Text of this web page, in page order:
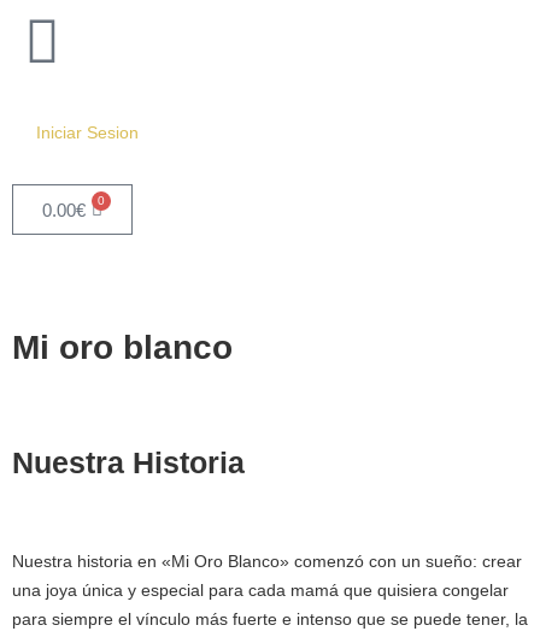
Iniciar Sesion
0.00€ 0
Mi oro blanco
Nuestra Historia
Nuestra historia en «Mi Oro Blanco» comenzó con un sueño: crear
una joya única y especial para cada mamá que quisiera congelar
para siempre el vínculo más fuerte e intenso que se puede tener, la